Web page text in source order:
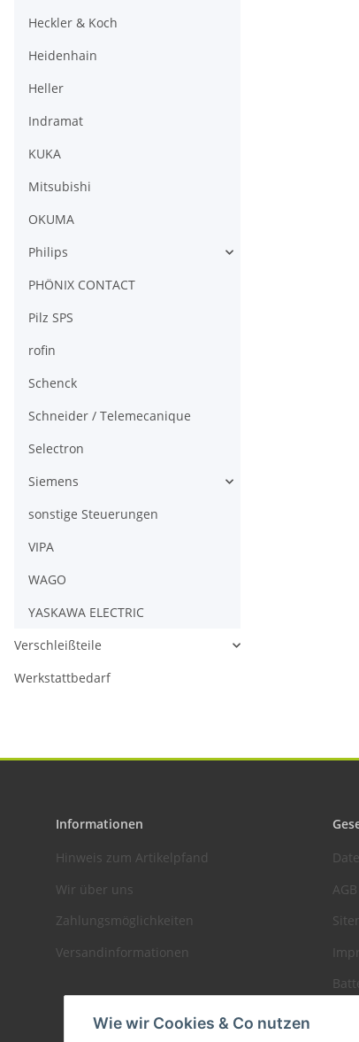
Wie wir Cookies & Co nutzen
Heckler & Koch
Heidenhain
Heller
Indramat
KUKA
Mitsubishi
OKUMA
Philips
PHÖNIX CONTACT
Pilz SPS
rofin
Schenck
Schneider / Telemecanique
Selectron
Siemens
sonstige Steuerungen
VIPA
WAGO
YASKAWA ELECTRIC
Verschleißteile
Werkstattbedarf
Informationen
Hinweis zum Artikelpfand
Wir über uns
Zahlungsmöglichkeiten
Versandinformationen
AGB